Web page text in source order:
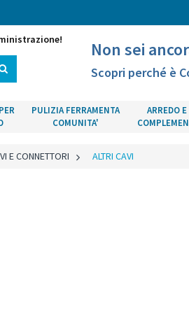
Non sei
Scopri perché è
PULIZIA FERRAMENTA
COMUNITA'
ARREDO E
E CONNETTORI > ALTRI CAVI